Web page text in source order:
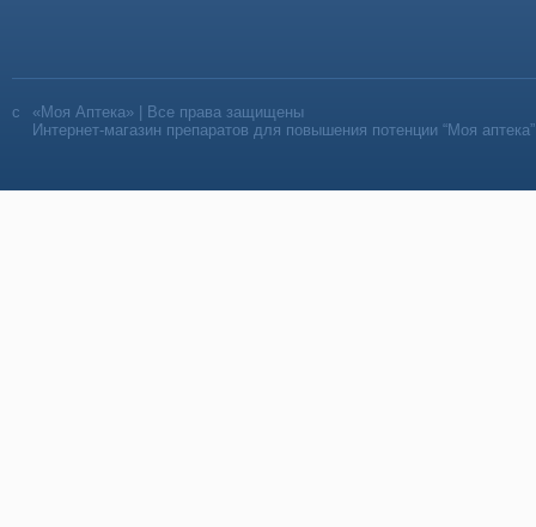
«Моя Аптека» | Все права защищены
Интернет-магазин препаратов для повышения потенции “Моя